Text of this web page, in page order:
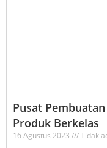
Pusat
Produk Berkelas
16 Agustus 2023 Tidak